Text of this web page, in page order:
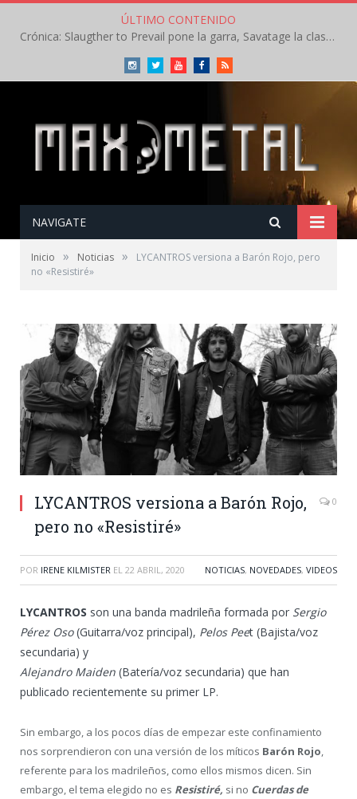
ÚLTIMO CONTENIDO
Crónica: Slaugther to Prevail pone la garra, Savatage la clase en la apertura del Leyendas del Rock – Miércoles – Agosto 2026
InstagramTwitterYoutubeFacebookRSS
NAVIGATE
Inicio » Noticias »
LYCANTROS versiona a Barón Rojo, pero
no «Resistiré»
LYCANTROS versiona a Barón Rojo,
pero no «Resistiré»
0
POR IRENE KILMISTER EL 22 ABRIL, 2020 NOTICIAS, NOVEDADES, VIDEOS
LYCANTROS son una banda madrileña formada por Sergio
Pérez Oso(Guitarra/voz principal), Pelos Peet (Bajista/voz
secundaria) y
Alejandro Maiden (Batería/voz secundaria) que han
publicado recientemente su primer LP.
Sin embargo, a los pocos días de empezar este confinamiento
nos sorprendieron con una versión de los míticos Barón Rojo,
referente para los madrileños, como ellos mismos dicen. Sin
embargo, el tema elegido no es Resistiré, si no Cuerdas de